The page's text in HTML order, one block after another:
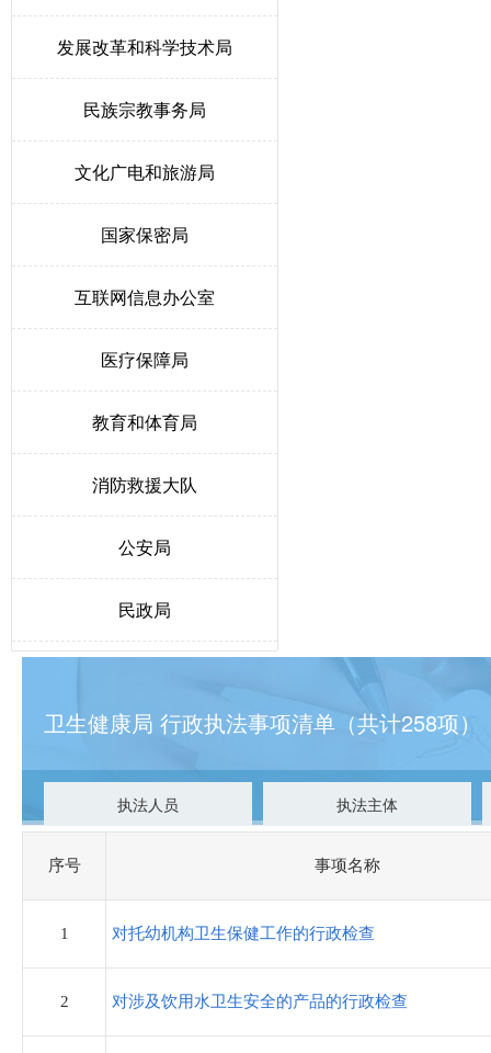
发展改革和科学技术局
民族宗教事务局
文化广电和旅游局
国家保密局
互联网信息办公室
医疗保障局
教育和体育局
消防救援大队
公安局
民政局
生态环境局博野分局
自然资源和规划局
住房和城乡建设局
卫生健康局 行政执法事项清单（共计258项）
执法人员 执法主体
序号 事项名称
1 对托幼机构卫生保健工作的行政检查
2 对涉及饮用水卫生安全的产品的行政检查